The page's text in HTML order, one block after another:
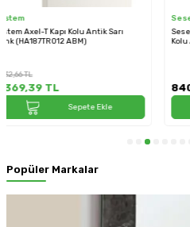
Sese
Sese Dicle Modeli Kare Rozetli Oda Kapı
Kolu Antrasit (200-211R-01-54)
840,00TL
Sepete Ekle
Popüler Markalar